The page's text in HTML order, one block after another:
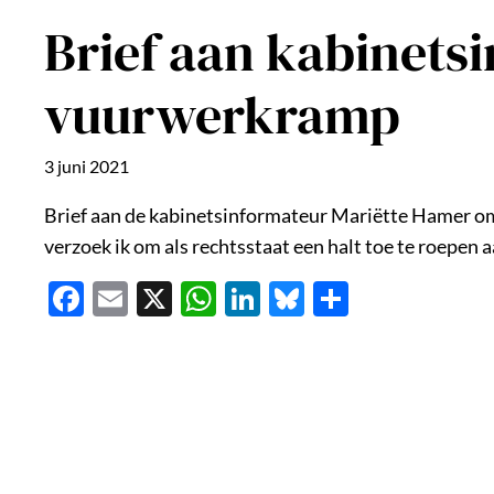
Brief aan
vuurwerkramp
3 juni 2021
Brief aan de kabinetsinformateur Mariëtte Hamer
verzoek ik om als rechtsstaat een halt toe te roepen
Facebook
Email
X WhatsApp
LinkedIn
Bluesky